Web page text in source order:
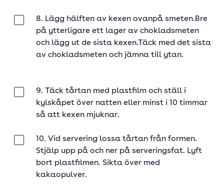
8. Lägg hälften av kexen ovanpå smeten.Bre
på ytterligare ett lager av chokladsmeten
och lägg ut de sista kexen.Täck med det sista
av chokladsmeten och jämna till ytan.
9. Täck tårtan med plastfilm och ställ i
kylskåpet över natten eller minst i 10 timmar
så att kexen mjuknar.
10. Vid servering lossa tårtan från formen.
Stjälp upp på och ner på serveringsfat. Lyft
bort plastfilmen. Sikta över med
kakaopulver.